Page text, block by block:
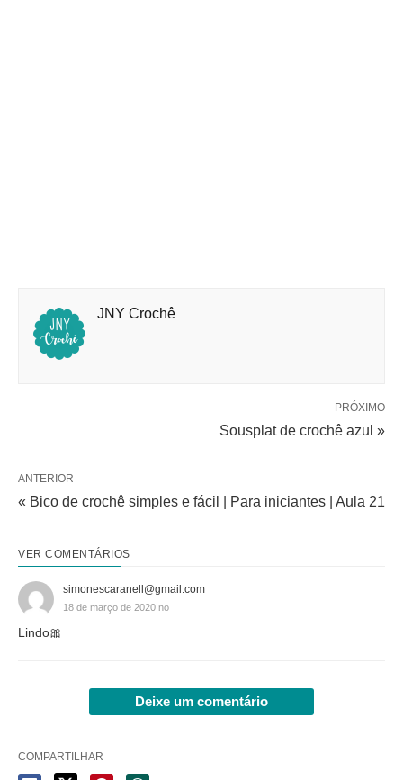
JNY Crochê
PRÓXIMO
Sousplat de crochê azul »
ANTERIOR
« Bico de crochê simples e fácil | Para iniciantes | Aula 21
VER COMENTÁRIOS
simonescaranell@gmail.com
18 de março de 2020 no
Lindo🎀
Deixe um comentário
COMPARTILHAR